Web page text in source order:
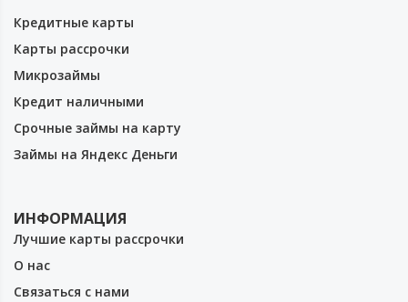
Кредитные карты
Карты рассрочки
Микрозаймы
Кредит наличными
Срочные займы на карту
Займы на Яндекс Деньги
ИНФОРМАЦИЯ
Лучшие карты рассрочки
О нас
Связаться с нами